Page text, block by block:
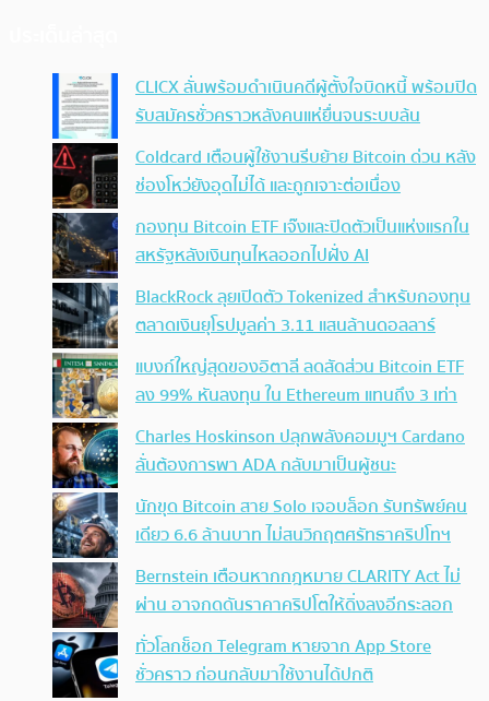
CLICX ลั่นพร้อมดำเนินคดีผู้ตั้งใจบิดหนี้ พร้อมปิด
รับสมัครชั่วคราวหลังคนแห่ยื่นจนระบบล้น
Coldcard เตือนผู้ใช้งานรีบย้าย Bitcoin ด่วน หลัง
ช่องโหว่ยังอุดไม่ได้ และถูกเจาะต่อเนื่อง
กองทุน Bitcoin ETF เจ๊งและปิดตัวเป็นแห่งแรกใน
สหรัฐหลังเงินทุนไหลออกไปฝั่ง AI
BlackRock ลุยเปิดตัว Tokenized สำหรับกองทุน
ตลาดเงินยุโรปมูลค่า 3.11 แสนล้านดอลลาร์
แบงก์ใหญ่สุดของอิตาลี ลดสัดส่วน Bitcoin ETF
ลง 99% หันลงทุน ใน Ethereum แทนถึง 3 เท่า
Charles Hoskinson ปลุกพลังคอมมูฯ Cardano
ลั่นต้องการพา ADA กลับมาเป็นผู้ชนะ
นักขุด Bitcoin สาย Solo เจอบล็อก รับทรัพย์คน
เดียว 6.6 ล้านบาท ไม่สนวิกฤตศรัทธาคริปโทฯ
Bernstein เตือนหากกฎหมาย CLARITY Act ไม่
ผ่าน อาจกดดันราคาคริปโตให้ดิ่งลงอีกระลอก
ทั่วโลกช็อก Telegram หายจาก App Store
ชั่วคราว ก่อนกลับมาใช้งานได้ปกติ